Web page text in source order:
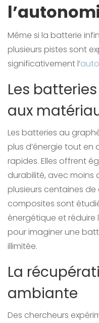
Même si la batterie
plusieurs pistes sont
significativement l’
Les
aux
Les batteries au
plus d’énergie tout
rapides. Elles offrent
durabilité, avec
plusieurs centaines de
composites sont
énergétique et réduire
pour imaginer une
illimitée.
La
ambiante
Des chercheurs